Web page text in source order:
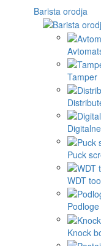
Barista orodja
Tamper
Puck
WDT
Knock